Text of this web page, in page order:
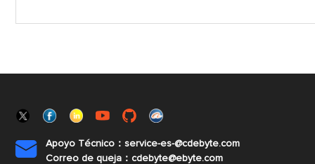

Apoyo Técnico：service-es-@cdebyte.com
Correo de queja：cdebyte@ebyte.com